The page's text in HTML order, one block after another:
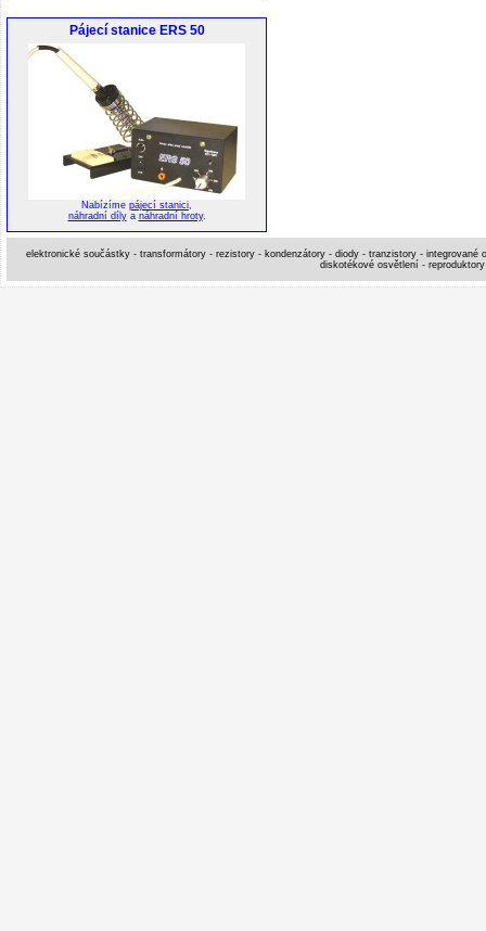
Pájecí stanice ERS 50
Nabízíme pájecí stanici,
náhradní dílya náhradní hroty.
elektronické součástky - transformátory - rezistory - kondenzátory - diody - tranzistory -
diskotékové osvětlení -